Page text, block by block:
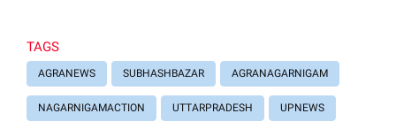
TAGS
AGRANEWS SUBHASHBAZAR AGRANAGARNIGAM
NAGARNIGAMACTION UTTARPRADESH UPNEWS